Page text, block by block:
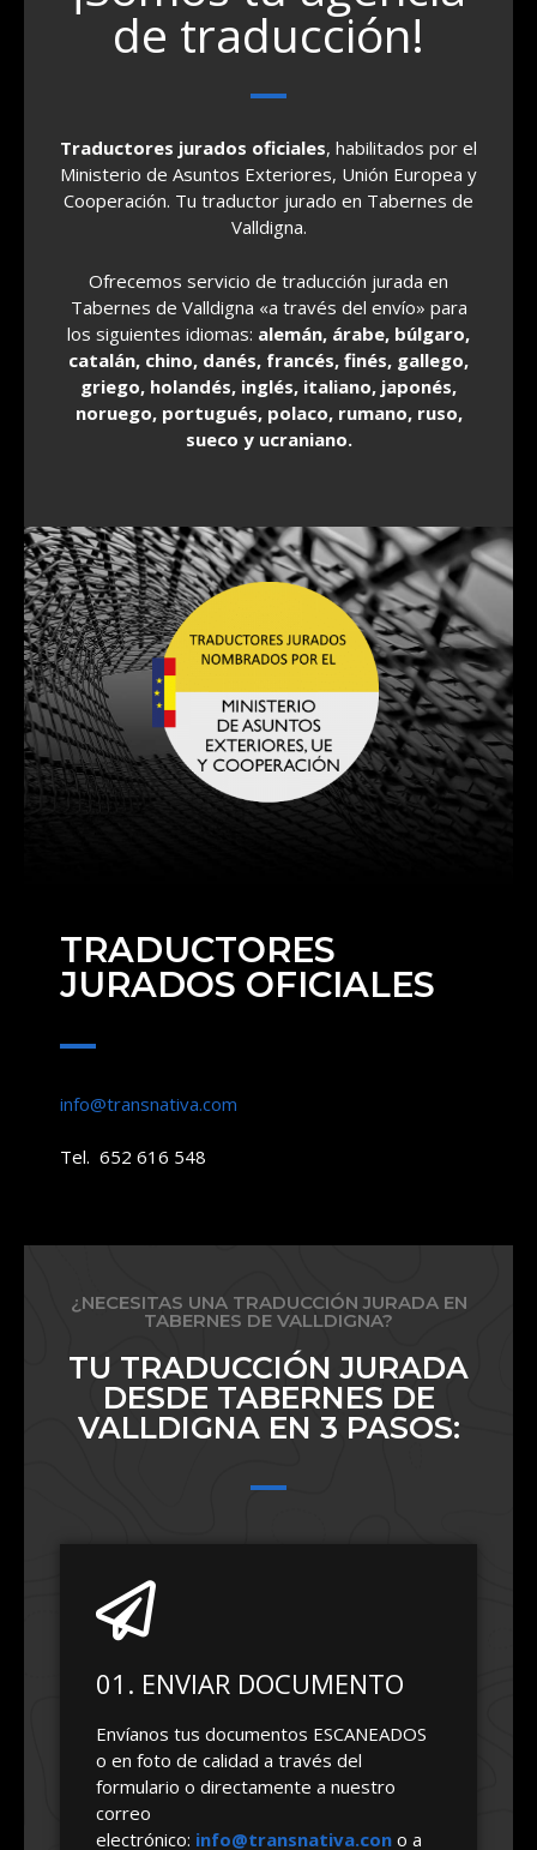
de traducción!
Traductores jurados oficiales, habilitados por el
Ministerio de Asuntos Exteriores, Unión Europea y
Cooperación. Tu traductor jurado en Tabernes de
Valldigna.
Ofrecemos servicio de traducción jurada en
Tabernes de Valldigna «a través del envío» para
los siguientes idiomas: alemán, árabe, búlgaro,
catalán, chino, danés, francés, finés, gallego,
griego, holandés, inglés, italiano, japonés,
noruego, portugués, polaco, rumano, ruso,
sueco y ucraniano.
TRADUCTORES
JURADOS OFICIALES
info@transnativa.com
Tel. 652 616 548
¿NECESITAS UNA TRADUCCIÓN JURADA EN
TABERNES DE VALLDIGNA?
TU TRADUCCIÓN JURADA
DESDE TABERNES DE
VALLDIGNA EN 3 PASOS:
01. ENVIAR DOCUMENTO
Envíanos tus documentos ESCANEADOS
o en foto de calidad a través del
formulario o directamente a nuestro
correo
electrónico: info@transnativa.con o a